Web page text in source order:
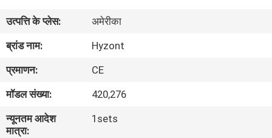
वीडियो
हमारे
बारे
में
उत्पत्ति के प्लेस:
अमेरीका
ब्रांड नाम:
Hyzont
प्रमाणन:
CE
मॉडल संख्या:
420,276
न्यूनतम आदेश
मात्रा:
1sets